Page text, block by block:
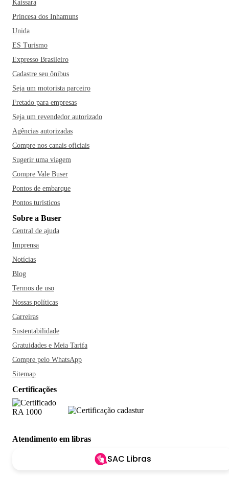
Kaissara
Princesa dos Inhamuns
Unida
ES Turismo
Expresso Brasileiro
Cadastre seu ônibus
Seja um motorista parceiro
Fretado para empresas
Seja um revendedor autorizado
Agências autorizadas
Compre nos canais oficiais
Sugerir uma viagem
Compre Vale Buser
Pontos de embarque
Pontos turísticos
Sobre a Buser
Central de ajuda
Imprensa
Notícias
Blog
Termos de uso
Nossas políticas
Carreiras
Sustentabilidade
Gratuidades e Meia Tarifa
Compre pelo WhatsApp
Sitemap
Certificações
Atendimento em libras
SAC Libras